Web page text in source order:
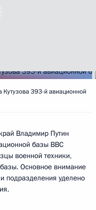
393-й авиационной
Владимир Путин
базы ВВС
военной техники,
Основное внимание
подразделения уделено